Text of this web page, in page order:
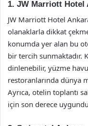
1. JW Marriott Hotel
JW Marriott Hotel
olanaklarla dikkat
konumda yer alan bu
bir tercih sunmaktadır.
dinlenebilir, yüzme
restoranlarında dünya
Ayrıca, otelin toplantı
için son derece